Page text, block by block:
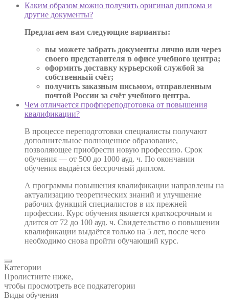
Каким образом можно получить оригинал диплома и
другие документы?
Предлагаем вам следующие варианты:
вы можете забрать документы лично или через
своего представителя в офисе учебного центра;
оформить доставку курьерской службой за
собственный счёт;
получить заказным письмом, отправленным
почтой России за счёт учебного центра.
Чем отличается профпереподготовка от повышения
квалификации?
В процессе переподготовки специалисты получают
дополнительное полноценное образование,
позволяющее приобрести новую профессию. Срок
обучения — от 500 до 1000 ауд. ч. По окончании
обучения выдаётся бессрочный диплом.
А программы повышения квалификации направлены на
актуализацию теоретических знаний и улучшение
рабочих функций специалистов в их прежней
профессии. Курс обучения является краткосрочным и
длится от 72 до 100 ауд. ч. Свидетельство о повышении
квалификации выдаётся только на 5 лет, после чего
необходимо снова пройти обучающий курс.
Категории
Пролистните ниже,
чтобы просмотреть все подкатегории
Виды обучения